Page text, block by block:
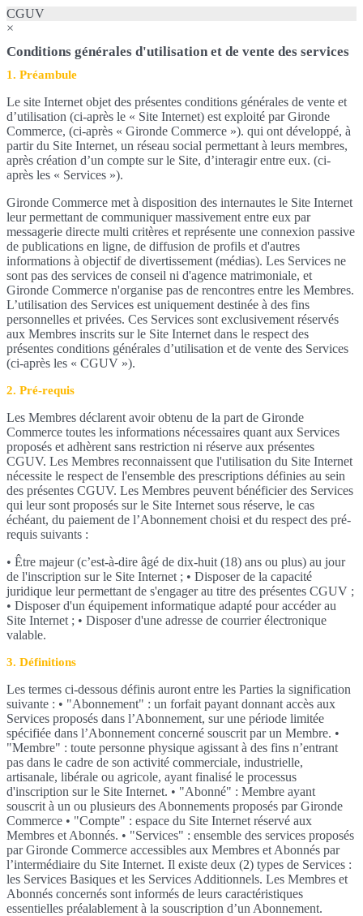
CGUV
×
Conditions générales d'utilisation et de vente des services
1. Préambule
Le site Internet objet des présentes conditions générales de vente et
d’utilisation (ci-après le « Site Internet) est exploité par Gironde
Commerce, (ci-après « Gironde Commerce »). qui ont développé, à
partir du Site Internet, un réseau social permettant à leurs membres,
après création d’un compte sur le Site, d’interagir entre eux. (ci-
après les « Services »).
Gironde Commerce met à disposition des internautes le Site Internet
leur permettant de communiquer massivement entre eux par
messagerie directe multi critères et représente une connexion passive
de publications en ligne, de diffusion de profils et d'autres
informations à objectif de divertissement (médias). Les Services ne
sont pas des services de conseil ni d'agence matrimoniale, et
Gironde Commerce n'organise pas de rencontres entre les Membres.
L’utilisation des Services est uniquement destinée à des fins
personnelles et privées. Ces Services sont exclusivement réservés
aux Membres inscrits sur le Site Internet dans le respect des
présentes conditions générales d’utilisation et de vente des Services
(ci-après les « CGUV »).
2. Pré-requis
Les Membres déclarent avoir obtenu de la part de Gironde
Commerce toutes les informations nécessaires quant aux Services
proposés et adhèrent sans restriction ni réserve aux présentes
CGUV. Les Membres reconnaissent que l'utilisation du Site Internet
nécessite le respect de l'ensemble des prescriptions définies au sein
des présentes CGUV. Les Membres peuvent bénéficier des Services
qui leur sont proposés sur le Site Internet sous réserve, le cas
échéant, du paiement de l’Abonnement choisi et du respect des pré-
requis suivants :
• Être majeur (c’est-à-dire âgé de dix-huit (18) ans ou plus) au jour
de l'inscription sur le Site Internet ; • Disposer de la capacité
juridique leur permettant de s'engager au titre des présentes CGUV ;
• Disposer d'un équipement informatique adapté pour accéder au
Site Internet ; • Disposer d'une adresse de courrier électronique
valable.
3. Définitions
Les termes ci-dessous définis auront entre les Parties la signification
suivante : • "Abonnement" : un forfait payant donnant accès aux
Services proposés dans l’Abonnement, sur une période limitée
spécifiée dans l’Abonnement concerné souscrit par un Membre. •
"Membre" : toute personne physique agissant à des fins n’entrant
pas dans le cadre de son activité commerciale, industrielle,
artisanale, libérale ou agricole, ayant finalisé le processus
d'inscription sur le Site Internet. • "Abonné" : Membre ayant
souscrit à un ou plusieurs des Abonnements proposés par Gironde
Commerce • "Compte" : espace du Site Internet réservé aux
Membres et Abonnés. • "Services" : ensemble des services proposés
par Gironde Commerce accessibles aux Membres et Abonnés par
l’intermédiaire du Site Internet. Il existe deux (2) types de Services :
les Services Basiques et les Services Additionnels. Les Membres et
Abonnés concernés sont informés de leurs caractéristiques
essentielles préalablement à la souscription d’un Abonnement.